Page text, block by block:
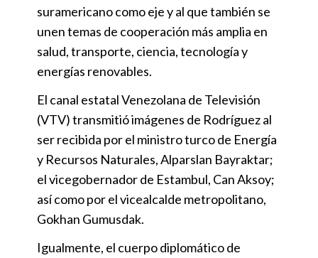
suramericano como eje y al que también se
unen temas de cooperación más amplia en
salud, transporte, ciencia, tecnología y
energías renovables.
El canal estatal Venezolana de Televisión
(VTV) transmitió imágenes de Rodríguez al
ser recibida por el ministro turco de Energía
y Recursos Naturales, Alparslan Bayraktar;
el vicegobernador de Estambul, Can Aksoy;
así como por el vicealcalde metropolitano,
Gokhan Gumusdak.
Igualmente, el cuerpo diplomático de